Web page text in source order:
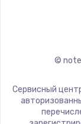
©
Сервисный